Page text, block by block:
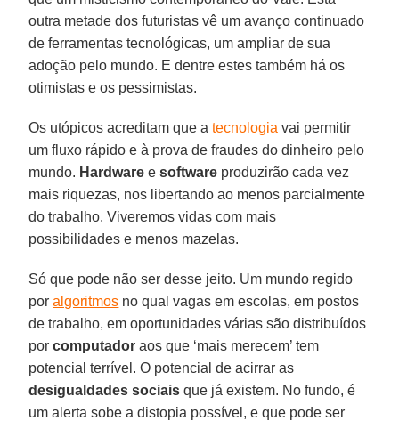
outra metade dos futuristas vê um avanço continuado
de ferramentas tecnológicas, um ampliar de sua
adoção pelo mundo. E dentre estes também há os
otimistas e os pessimistas.
Os utópicos acreditam que atecnologia vai permitir
um fluxo rápido e à prova de fraudes do dinheiro pelo
mundo. Hardware esoftware produzirão cada vez
mais riquezas, nos libertando ao menos parcialmente
do trabalho. Viveremos vidas com mais
possibilidades e menos mazelas.
Só que pode não ser desse jeito. Um mundo regido
poralgoritmos no qual vagas em escolas, em postos
de trabalho, em oportunidades várias são distribuídos
porcomputador aos que ‘mais merecem’ tem
potencial terrível. O potencial de acirrar as
desigualdades sociais que já existem. No fundo, é
um alerta sobe a distopia possível, e que pode ser